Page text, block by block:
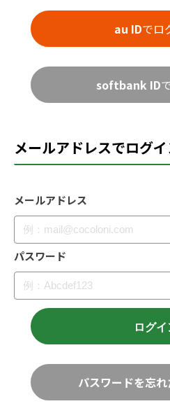
au IDでロ
softbank ID
メールアドレスでログ
メールアドレス
パスワード
パスワードを忘